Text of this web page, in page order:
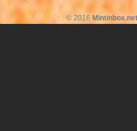
© 2016 Mintinbox.net